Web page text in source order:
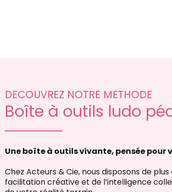
DECOUVREZ NOTRE METHODE
Boîte à outils ludo
Une boîte à outils vivante, pensée pour
Chez Acteurs & Cie, nous disposons de plus
facilitation créative et de l’intelligence